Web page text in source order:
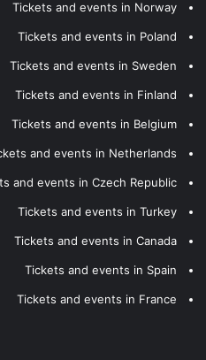
Tickets and events in Norway
Tickets and events in Poland
Tickets and events in Sweden
Tickets and events in Finland
Tickets and events in Belgium
and events in Netherlands
and events in Czech Republic
Tickets and events in Turkey
Tickets and events in Canada
Tickets and events in Spain
Tickets and events in France